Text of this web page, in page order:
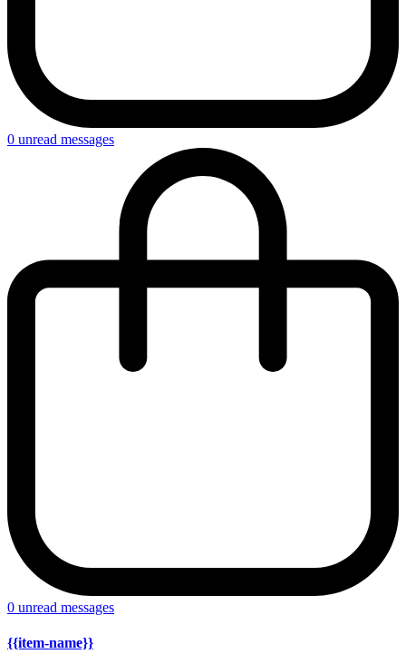
0 unread messages
0 unread messages
{{item-name}}